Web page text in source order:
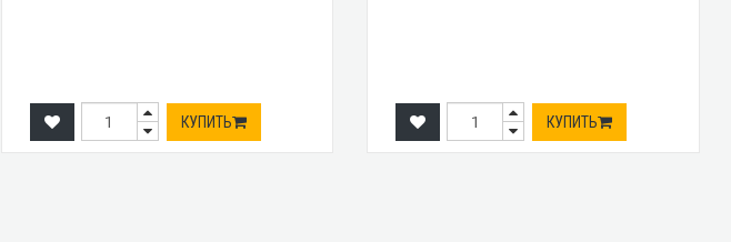
КУПИТЬ КУПИТЬ